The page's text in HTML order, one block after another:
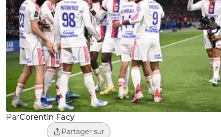
ParCorentin Facy
Partager sur